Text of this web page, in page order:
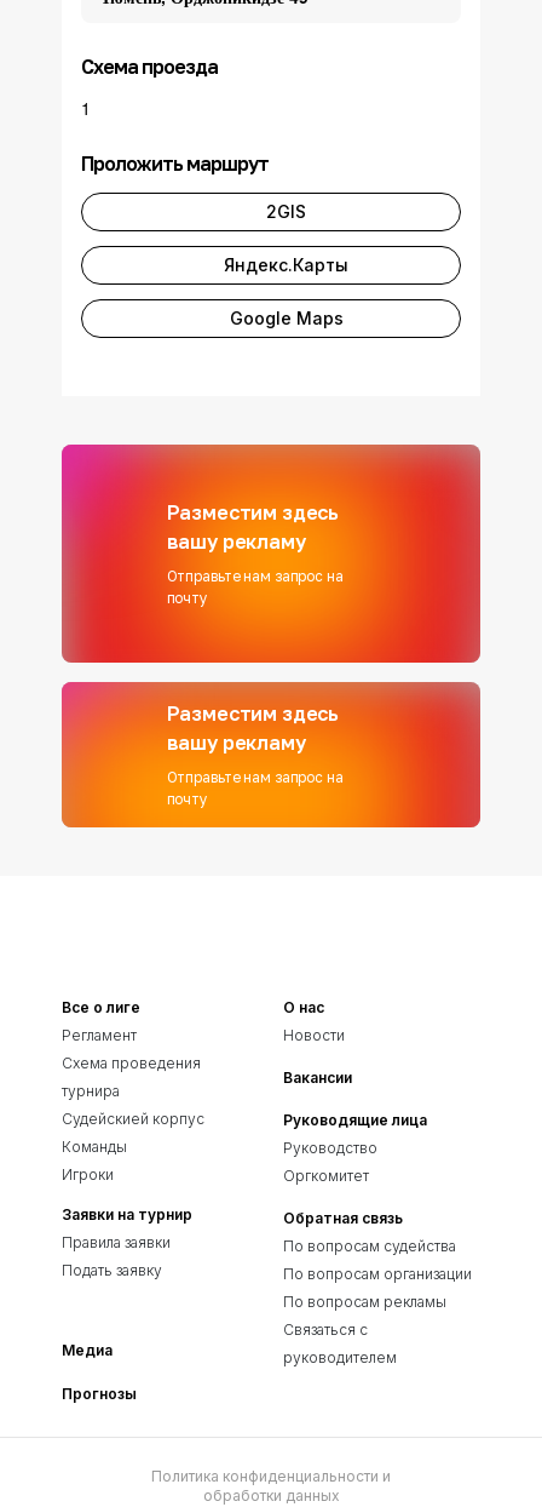
Схема проезда
1
Проложить маршрут
2GIS
Яндекс.Карты
Google Maps
Разместим здесь
вашу рекламу
Отправьте нам запрос на
почту
Разместим здесь
вашу рекламу
Отправьте нам запрос на
почту
Все о лиге
Регламент
Схема проведения
турнира
Судейскией корпус
Команды
Игроки
Заявки на турнир
Правила заявки
Подать заявку
Медиа
Прогнозы
О нас
Новости
Вакансии
Руководящие лица
Руководство
Оргкомитет
Обратная связь
По вопросам судейства
По вопросам организации
По вопросам рекламы
Связаться с
руководителем
Политика конфиденциальности и
обработки данных